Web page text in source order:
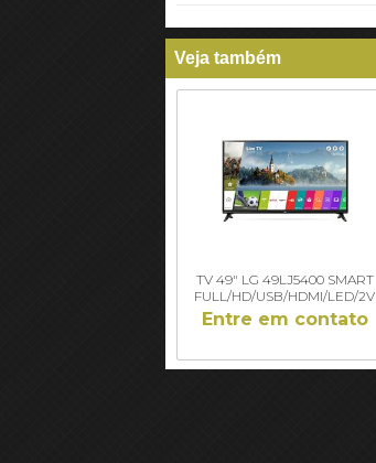
Veja também
TV 49" LG 49LJ5400 SMART
FULL/HD/USB/HDMI/LED/2V
Entre em contato